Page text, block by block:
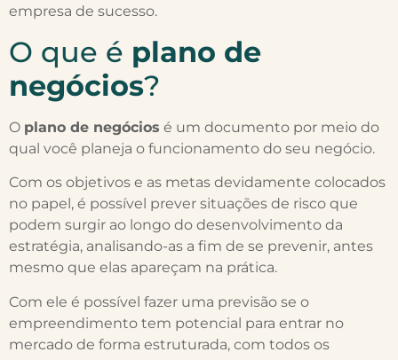
empresa de sucesso.
O que é plano de
negócios?
O plano de negócios é um documento por meio do
qual você planeja o funcionamento do seu negócio.
Com os objetivos e as metas devidamente colocados
no papel, é possível prever situações de risco que
podem surgir ao longo do desenvolvimento da
estratégia, analisando-as a fim de se prevenir, antes
mesmo que elas apareçam na prática.
Com ele é possível fazer uma previsão se o
empreendimento tem potencial para entrar no
mercado de forma estruturada, com todos os